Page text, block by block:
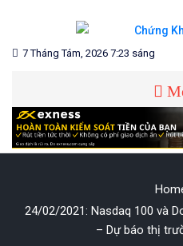
content
CHỨNG KHOÁN
Blog chia sẻ về Chứng Khoán và
7 Tháng Tám, 2026 7:23 sáng
24/02/2021: Nasdaq 100 và
– Dự báo thị